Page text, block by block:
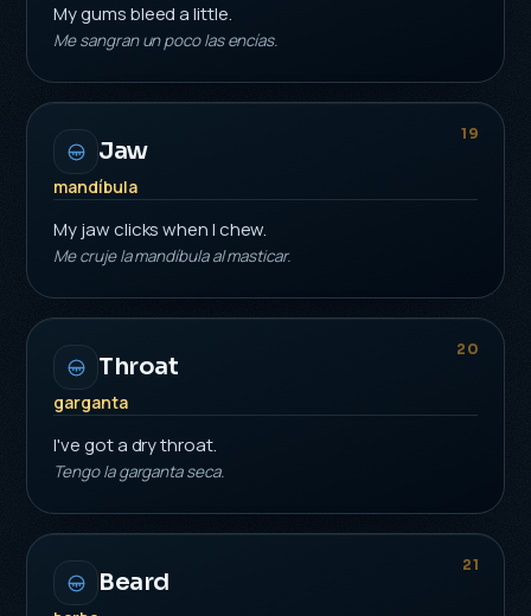
My gums bleed a little.
Me sangran un poco las encías.
19
Jaw
mandíbula
My jaw clicks when I chew.
Me cruje la mandíbula al masticar.
20
Throat
garganta
I've got a dry throat.
Tengo la garganta seca.
21
Beard